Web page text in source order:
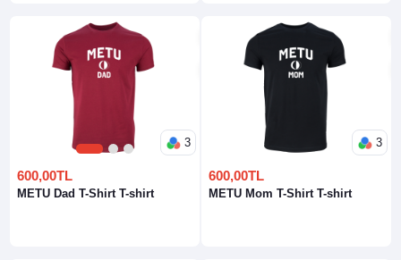
1 2 3
3
600,00TL
METU Dad T-Shirt T-shirt
3
600,00TL
METU Mom T-Shirt T-shirt